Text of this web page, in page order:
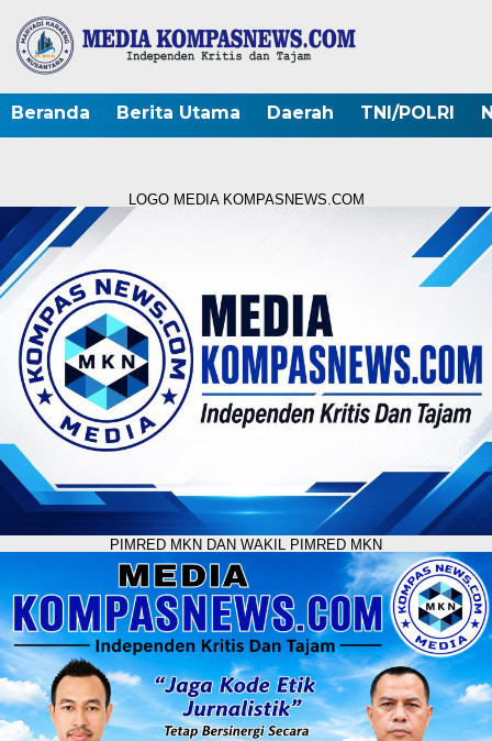
Beranda Berita Utama Daerah TNI/POLRI
LOGO MEDIA KOMPASNEWS.COM
PIMRED MKN DAN WAKIL PIMRED MKN